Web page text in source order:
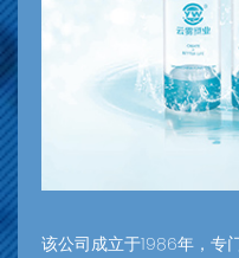
该公司成立于1986年，专